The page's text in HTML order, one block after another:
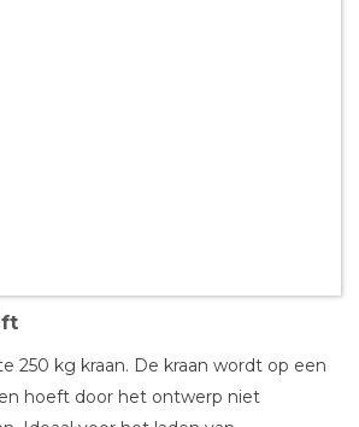
250 kg kraan. De kraan wordt op een
hoeft door het ontwerp niet